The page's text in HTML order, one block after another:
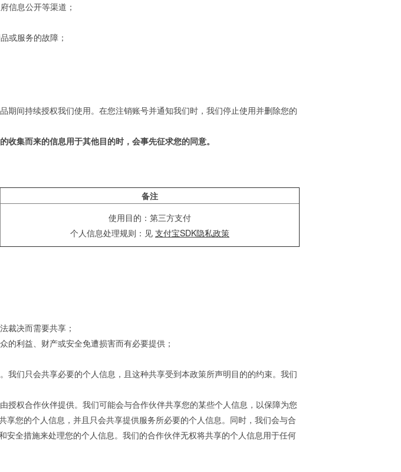
信息公开等渠道；
或服务的故障；
间持续授权我们使用。在您注销账号并通知我们时，我们停止使用并删除您的
集而来的信息用于其他目的时，会事先征求您的同意。
备注
使用目的：第三方支付
个人信息处理规则：见 支付宝SDK隐私政策
裁决而需要共享；
的利益、财产或安全免遭损害而有必要提供；
我们只会共享必要的个人信息，且这种共享受到本政策所声明目的的约束。我们
授权合作伙伴提供。我们可能会与合作伙伴共享您的某些个人信息，以保障为您
您的个人信息，并且只会共享提供服务所必要的个人信息。同时，我们会与合
全措施来处理您的个人信息。我们的合作伙伴无权将共享的个人信息用于任何